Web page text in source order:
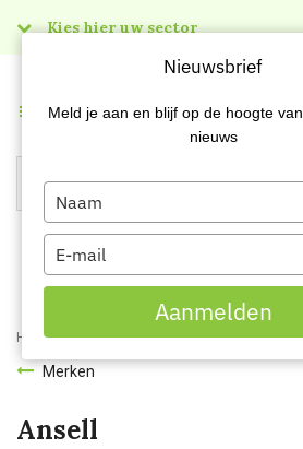
Kies hier uw sector
Menu
Home Merken Ansell
Merken
Ansell
Nieuwsbrief
Meld je aan en blijf op de hoogte
nieuws
Type
your
name
Type
your
email
Aanmelden